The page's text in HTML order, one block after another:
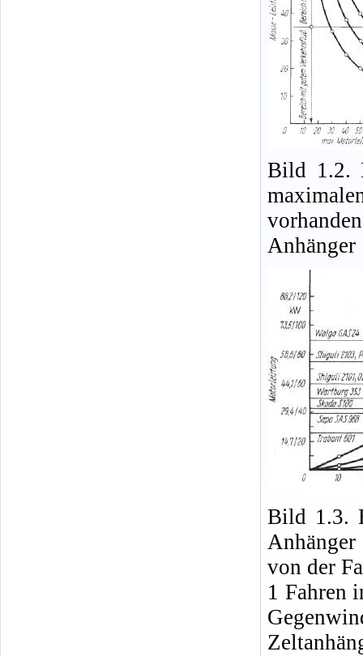
Bild 1.2.
Anhänger
Bild 1.3.
von der
1 Fahren